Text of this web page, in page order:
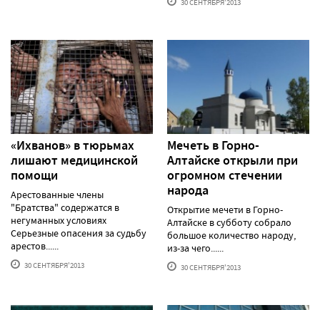
«Ихванов» в тюрьмах
лишают медицинской
помощи
Арестованные члены
"Братства" содержатся в
негуманных условиях
Серьезные опасения за судьбу
арестов......
30 СЕНТЯБРЯ'2013
Мечеть в Горно-
Алтайске открыли при
огромном стечении
народа
Открытие мечети в Горно-
Алтайске в субботу собрало
большое количество народу,
из-за чего......
30 СЕНТЯБРЯ'2013